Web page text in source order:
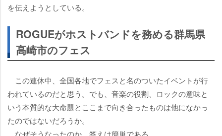
を伝えようとしている。
ROGUEがホストバンドを務める群馬県
高崎市のフェス
この連休中、全国各地でフェスと名のついたイベントが行
われているのだと思う。でも、音楽の役割、ロックの意味と
いう本質的な大命題とここまで向き合ったものは他になかっ
たのではないだろうか。
なぜそうなったのか。答えは簡単である。